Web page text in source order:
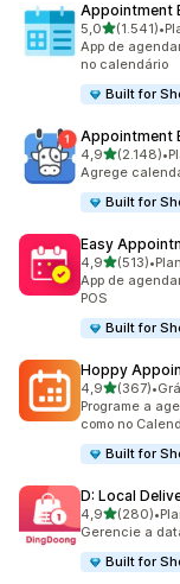
Appointment
5,0de 5(1.541)
1541 •
App de
no calendário
Built for
Appointment
4,9de 5(2.148)
2148 •
Agrege
Built for
Easy
4,9de 5(513)
513 avaliações
•
App de
POS
Built for
Hoppy
4,9de 5(367)
367 avaliações
•
Programe a
como no
Built for
D: Local
4,9de 5(280)
280 •
Gerencie a
Built for